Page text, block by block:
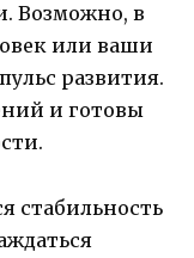
Возможно, в
или ваши
развития.
и готовы
стабильность